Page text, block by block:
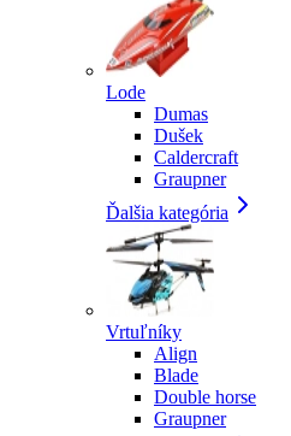
Lode
Dumas
Dušek
Caldercraft
Graupner
Ďalšia kategória
Vrtuľníky
Align
Blade
Double horse
Graupner